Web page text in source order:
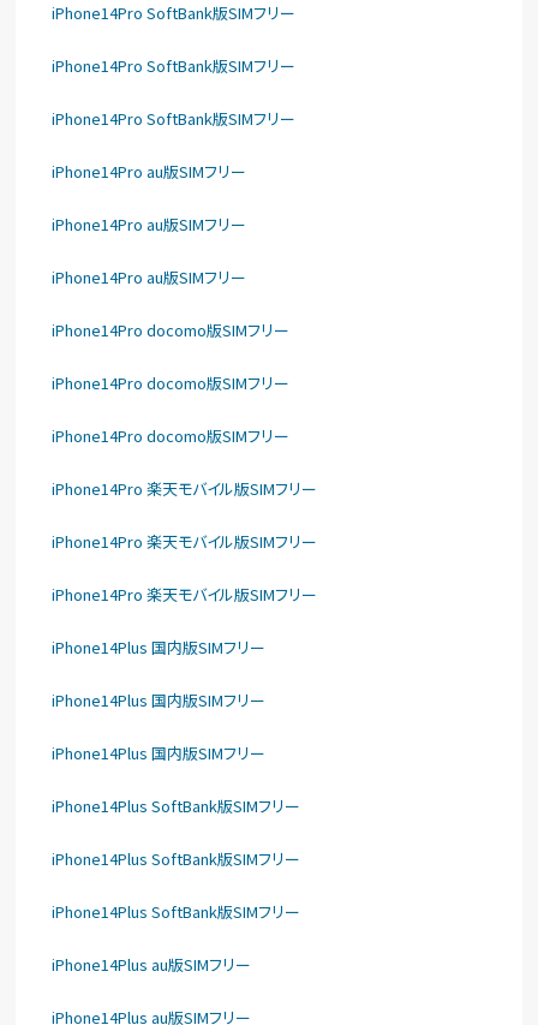
iPhone14Pro SoftBank版SIMフリー
iPhone14Pro SoftBank版SIMフリー
iPhone14Pro SoftBank版SIMフリー
iPhone14Pro au版SIMフリー
iPhone14Pro au版SIMフリー
iPhone14Pro au版SIMフリー
iPhone14Pro docomo版SIMフリー
iPhone14Pro docomo版SIMフリー
iPhone14Pro docomo版SIMフリー
iPhone14Pro 楽天モバイル版SIMフリー
iPhone14Pro 楽天モバイル版SIMフリー
iPhone14Pro 楽天モバイル版SIMフリー
iPhone14Plus 国内版SIMフリー
iPhone14Plus 国内版SIMフリー
iPhone14Plus 国内版SIMフリー
iPhone14Plus SoftBank版SIMフリー
iPhone14Plus SoftBank版SIMフリー
iPhone14Plus SoftBank版SIMフリー
iPhone14Plus au版SIMフリー
iPhone14Plus au版SIMフリー